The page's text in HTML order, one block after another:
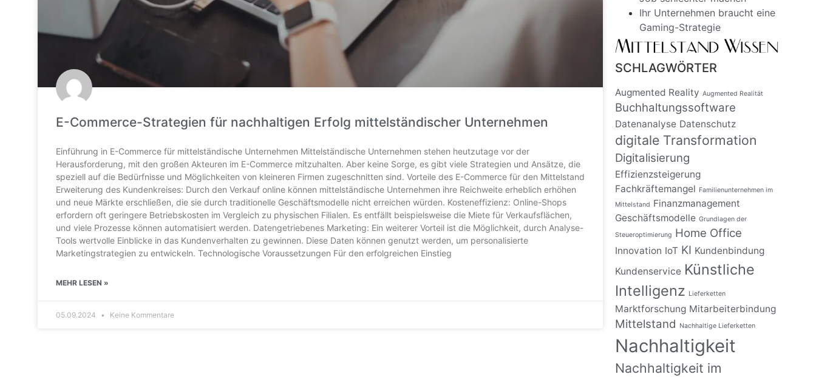
E-Commerce-Strategien für nachhaltigen Erfolg mittelständischer Unternehmen
Einführung in E-Commerce für mittelständische Unternehmen Mittelständische Unternehmen stehen heutzutage vor der
Herausforderung, mit den großen Akteuren im E-Commerce mitzuhalten. Aber keine Sorge, es gibt viele Strategien und Ansätze, die
speziell auf die Bedürfnisse und Möglichkeiten von kleineren Firmen zugeschnitten sind. Vorteile des E-Commerce für den Mittelstand
Erweiterung des Kundenkreises: Durch den Verkauf online können mittelständische Unternehmen ihre Reichweite erheblich erhöhen
und neue Märkte erschließen, die sie durch traditionelle Geschäftsmodelle nicht erreichen würden. Kosteneffizienz: Online-Shops
erfordern oft geringere Betriebskosten im Vergleich zu physischen Filialen. Es entfällt beispielsweise die Miete für Verkaufsflächen,
und viele Prozesse können automatisiert werden. Datengetriebenes Marketing: Ein weiterer Vorteil ist die Möglichkeit, durch Analyse-
Tools wertvolle Einblicke in das Kundenverhalten zu gewinnen. Diese Daten können genutzt werden, um personalisierte
Marketingstrategien zu entwickeln. Technologische Voraussetzungen Für den erfolgreichen Einstieg
MEHR LESEN »
05.09.2024 Keine Kommentare
Ihr Unternehmen braucht eine
Gaming-Strategie
SCHLAGWÖRTER
Augmented Reality Augmented Realität
Buchhaltungssoftware
Datenanalyse Datenschutz
digitale Transformation
Digitalisierung
Effizienzsteigerung
Fachkräftemangel Familienunternehmen im
Mittelstand Finanzmanagement
Geschäftsmodelle Grundlagen der
Steueroptimierung Home Office
Innovation IoT KI Kundenbindung
Kundenservice Künstliche
Intelligenz Lieferketten
Marktforschung Mitarbeiterbindung
Mittelstand Nachhaltige Lieferketten
Nachhaltigkeit
Nachhaltigkeit im